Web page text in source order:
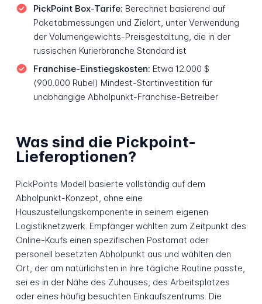
PickPoint Box-Tarife: Berechnet basierend auf
Paketabmessungen und Zielort, unter Verwendung
der Volumengewichts-Preisgestaltung, die in der
russischen Kurierbranche Standard ist
Franchise-Einstiegskosten: Etwa 12.000 $
(900.000 Rubel) Mindest-Startinvestition für
unabhängige Abholpunkt-Franchise-Betreiber
Was sind die Pickpoint-
Lieferoptionen?
PickPoints Modell basierte vollständig auf dem
Abholpunkt-Konzept, ohne eine
Hauszustellungskomponente in seinem eigenen
Logistiknetzwerk. Empfänger wählten zum Zeitpunkt des
Online-Kaufs einen spezifischen Postamat oder
personell besetzten Abholpunkt aus und wählten den
Ort, der am natürlichsten in ihre tägliche Routine passte,
sei es in der Nähe des Zuhauses, des Arbeitsplatzes
oder eines häufig besuchten Einkaufszentrums. Die